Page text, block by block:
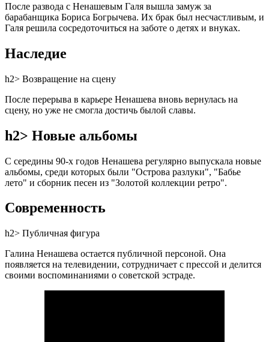
После развода с Ненашевым Галя вышла замуж за
барабанщика Бориса Богрычева. Их брак был несчастливым, и
Галя решила сосредоточиться на заботе о детях и внуках.
Наследие
h2> Возвращение на сцену
После перерыва в карьере Ненашева вновь вернулась на
сцену, но уже не смогла достичь былой славы.
h2> Новые альбомы
С середины 90-х годов Ненашева регулярно выпускала новые
альбомы, среди которых были "Острова разлуки", "Бабье
лето" и сборник песен из "Золотой коллекции ретро".
Современность
h2> Публичная фигура
Галина Ненашева остается публичной персоной. Она
появляется на телевидении, сотрудничает с прессой и делится
своими воспоминаниями о советской эстраде.